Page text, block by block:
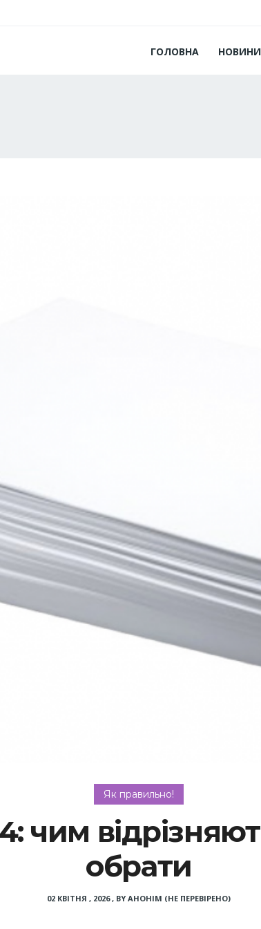
ГОЛОВНА НОВИНИ
Як правильно!
чим
обрати
02 КВІТНЯ , 2026, BY АНОНІМ (НЕ ПЕРЕВІРЕНО)